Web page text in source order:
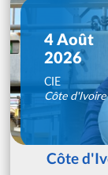
4 Août
2026
CIE
Côte d'Ivoire
Côte